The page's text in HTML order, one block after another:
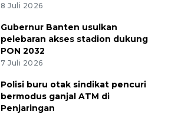
8 Juli 2026
Gubernur Banten usulkan
pelebaran akses stadion dukung
PON 2032
7 Juli 2026
Polisi buru otak sindikat pencuri
bermodus ganjal ATM di
Penjaringan